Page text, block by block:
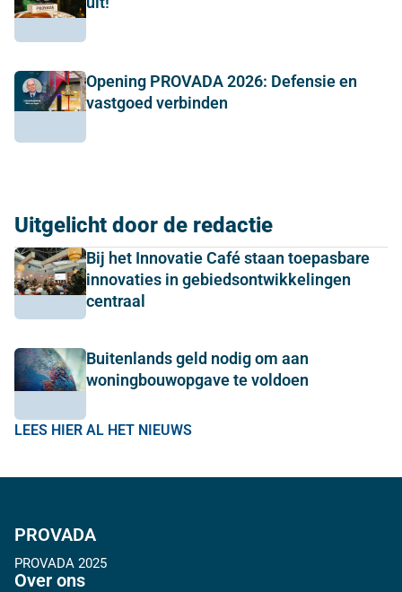
Opening PROVADA 2026: Defensie en
vastgoed verbinden
Uitgelicht door de redactie
Bij het Innovatie Café staan toepasbare
innovaties in gebiedsontwikkelingen
centraal
Buitenlands geld nodig om aan
woningbouwopgave te voldoen
LEES HIER AL HET NIEUWS
PROVADA
PROVADA 2025
Over ons